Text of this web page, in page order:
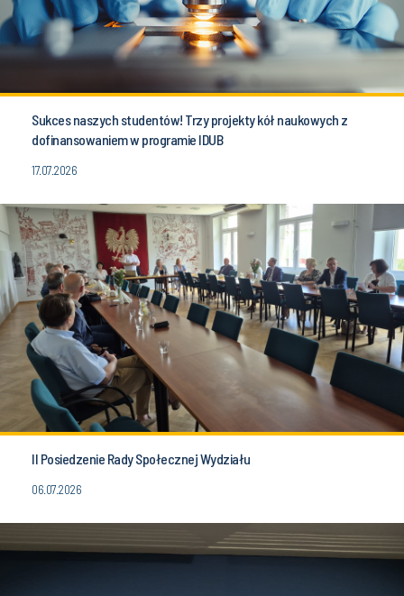
Sukces naszych studentów! Trzy projekty kół naukowych z
dofinansowaniem w programie IDUB
17.07.2026
II Posiedzenie Rady Społecznej Wydziału
06.07.2026